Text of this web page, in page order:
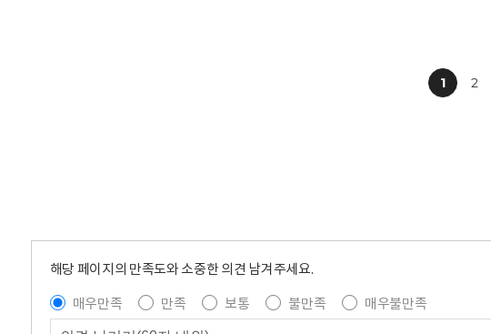
1 2
해당 페이지의 만족도와 소중한 의견 남겨주세요.
매우만족
만족 보통 불만족
매우불만족